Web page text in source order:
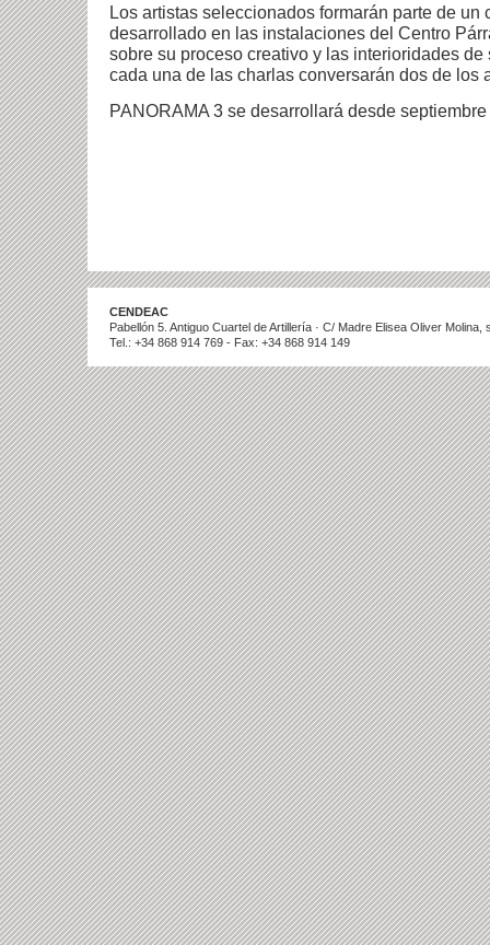
Los artistas seleccionados formarán parte de un
desarrollado en las instalaciones del Centro
sobre su proceso creativo y las interioridades
cada una de las charlas conversarán dos de los
PANORAMA 3 se desarrollará desde
CENDEAC
Pabellón 5. Antiguo Cuartel de Artillería · C/ Madre Elisea Oliver
Tel.: +34 868 914 769 - Fax: +34 868 914 149